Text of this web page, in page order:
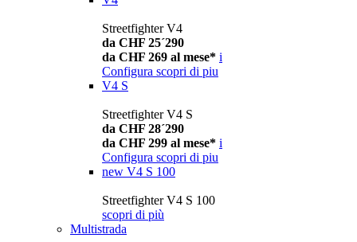
Streetfighter V4
da CHF 25´290
da CHF 269 al mese* i
Configura scopri di piu
V4 S
Streetfighter V4 S
da CHF 28´290
da CHF 299 al mese* i
Configura scopri di piu
new V4 S 100
Streetfighter V4 S 100
scopri di più
Multistrada